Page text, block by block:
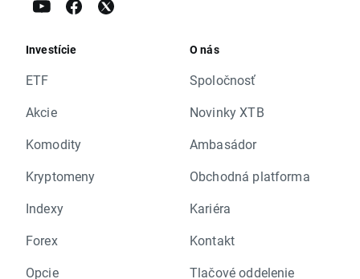
Investície
ETF
Akcie
Komodity
Kryptomeny
Indexy
Forex
Opcie
O nás
Spoločnosť
Novinky XTB
Ambasádor
Obchodná platforma
Kariéra
Kontakt
Tlačové oddelenie